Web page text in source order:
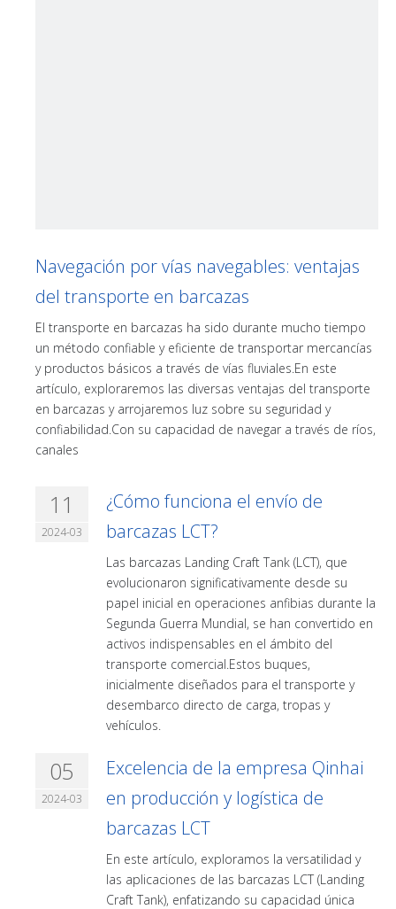
Navegación por vías navegables: ventajas
del transporte en barcazas
El transporte en barcazas ha sido durante mucho tiempo
un método confiable y eficiente de transportar mercancías
y productos básicos a través de vías fluviales.En este
artículo, exploraremos las diversas ventajas del transporte
en barcazas y arrojaremos luz sobre su seguridad y
confiabilidad.Con su capacidad de navegar a través de ríos,
canales
11
2024-03
¿Cómo funciona el envío de
barcazas LCT?
Las barcazas Landing Craft Tank (LCT), que
evolucionaron significativamente desde su
papel inicial en operaciones anfibias durante la
Segunda Guerra Mundial, se han convertido en
activos indispensables en el ámbito del
transporte comercial.Estos buques,
inicialmente diseñados para el transporte y
desembarco directo de carga, tropas y
vehículos.
05
2024-03
Excelencia de la empresa Qinhai
en producción y logística de
barcazas LCT
En este artículo, exploramos la versatilidad y
las aplicaciones de las barcazas LCT (Landing
Craft Tank), enfatizando su capacidad única